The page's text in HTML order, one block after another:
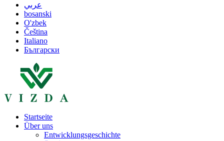
عربي
bosanski
O'zbek
Čeština
Italiano
Български
Startseite
Über uns
Entwicklungsgeschichte